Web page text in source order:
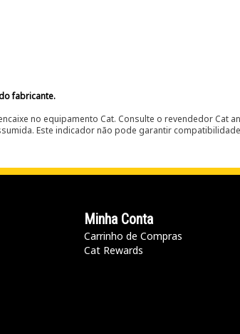
fabricante.
no equipamento Cat. Consulte o revendedor Cat
Este indicador não pode garantir
Minha Conta
Carrinho de Compras
Cat Rewards